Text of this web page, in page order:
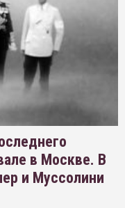
в Москве. В
и Муссолини